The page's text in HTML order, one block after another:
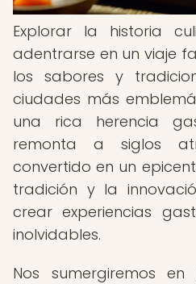
Explorar la historia
adentrarse en un viaje
los sabores y
ciudades más
una rica herencia
remonta a siglos
convertido en un
tradición y la
crear experiencias
inolvidables.
Nos sumergiremos